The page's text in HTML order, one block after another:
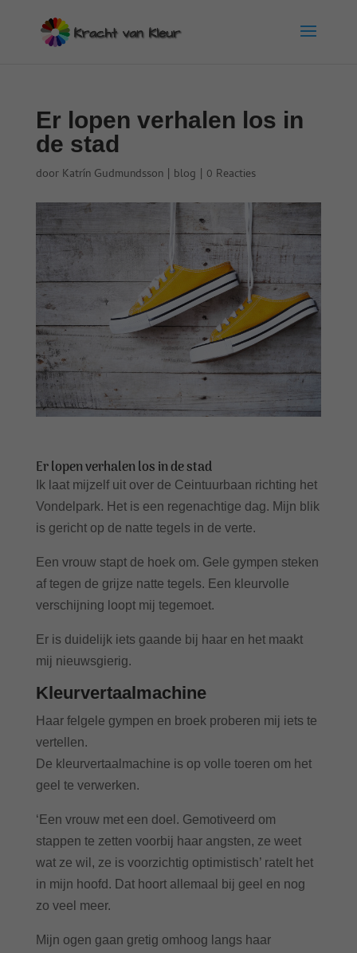
Er lopen verhalen los in
de stad
door Katrín Gudmundsson| blog | 0 Reacties
Er lopen verhalen los in de stad
Ik laat mijzelf uit over de Ceintuurbaan richting het
Vondelpark. Het is een regenachtige dag. Mijn blik
is gericht op de natte tegels in de verte.
Een vrouw stapt de hoek om. Gele gympen steken
af tegen de grijze natte tegels. Een kleurvolle
verschijning loopt mij tegemoet.
Er is duidelijk iets gaande bij haar en het maakt
mij nieuwsgierig.
Kleurvertaalmachine
Haar felgele gympen en broek proberen mij iets te
vertellen.
De kleurvertaalmachine is op volle toeren om het
geel te verwerken.
‘Een vrouw met een doel. Gemotiveerd om
stappen te zetten voorbij haar angsten, ze weet
wat ze wil, ze is voorzichtig optimistisch’ ratelt het
in mijn hoofd. Dat hoort allemaal bij geel en nog
zo veel meer.
Mijn ogen gaan gretig omhoog langs haar